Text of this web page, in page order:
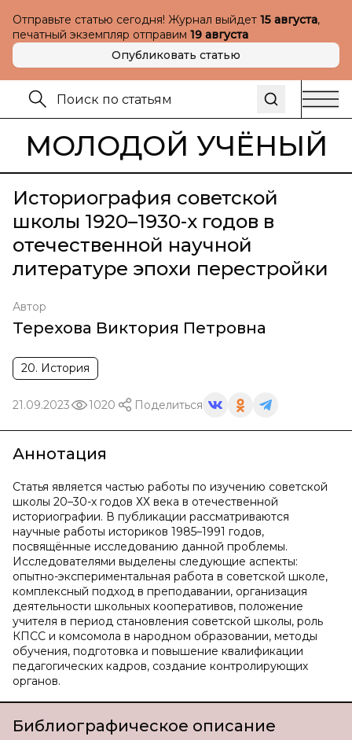
Отправьте статью сегодня! Журнал выйдет 15 августа,
печатный экземпляр отправим 19 августа
Опубликовать статью
МОЛОДОЙ УЧЁНЫЙ
Историография советской
школы 1920–1930-х годов в
отечественной научной
литературе эпохи перестройки
Автор
Терехова Виктория Петровна
20. История
21.09.2023 1020 Поделиться
Аннотация
Статья является частью работы по изучению советской
школы 20–30-х годов ХХ века в отечественной
историографии. В публикации рассматриваются
научные работы историков 1985–1991 годов,
посвящённые исследованию данной проблемы.
Исследователями выделены следующие аспекты:
опытно-экспериментальная работа в советской школе,
комплексный подход в преподавании, организация
деятельности школьных кооперативов, положение
учителя в период становления советской школы, роль
КПСС и комсомола в народном образовании, методы
обучения, подготовка и повышение квалификации
педагогических кадров, создание контролирующих
органов.
Библиографическое описание